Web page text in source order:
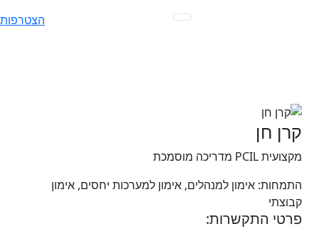
הצטרפות
קרן חן
מקצועית PCIL מדריכה מוסמכת
התמחות: אימון למנהלים, אימון למערכות יחסים, אימון
קבוצתי
פרטי התקשרות: